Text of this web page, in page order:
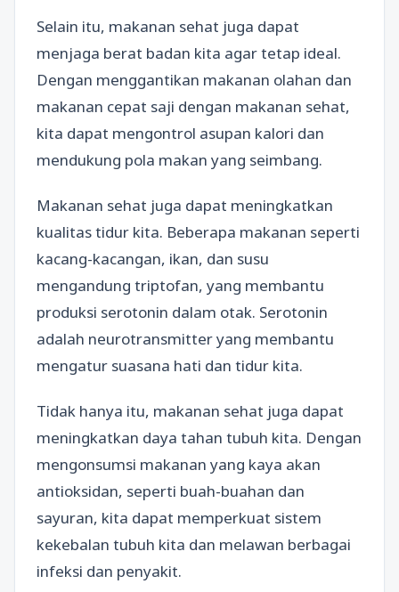
Selain itu, makanan sehat juga dapat
menjaga berat badan kita agar tetap ideal.
Dengan menggantikan makanan olahan dan
makanan cepat saji dengan makanan sehat,
kita dapat mengontrol asupan kalori dan
mendukung pola makan yang seimbang.
Makanan sehat juga dapat meningkatkan
kualitas tidur kita. Beberapa makanan seperti
kacang-kacangan, ikan, dan susu
mengandung triptofan, yang membantu
produksi serotonin dalam otak. Serotonin
adalah neurotransmitter yang membantu
mengatur suasana hati dan tidur kita.
Tidak hanya itu, makanan sehat juga dapat
meningkatkan daya tahan tubuh kita. Dengan
mengonsumsi makanan yang kaya akan
antioksidan, seperti buah-buahan dan
sayuran, kita dapat memperkuat sistem
kekebalan tubuh kita dan melawan berbagai
infeksi dan penyakit.